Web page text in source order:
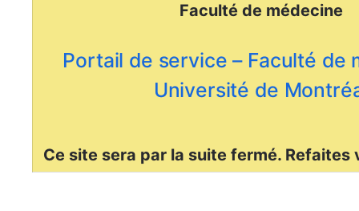
Faculté de médecine
Portail de service – Faculté de
Université de
Ce site sera par la suite fermé. Refaites